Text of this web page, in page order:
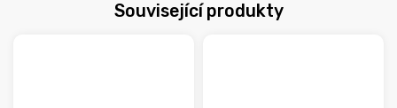
Související produkty